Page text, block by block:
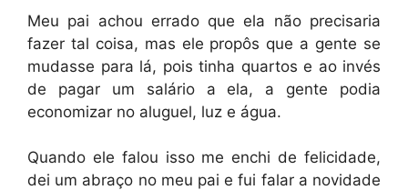
Meu pai achou errado que ela não precisaria
fazer tal coisa, mas ele propôs que a gente se
mudasse para lá, pois tinha quartos e ao invés
de pagar um salário a ela, a gente podia
economizar no aluguel, luz e água.
Quando ele falou isso me enchi de felicidade,
dei um abraço no meu pai e fui falar a novidade